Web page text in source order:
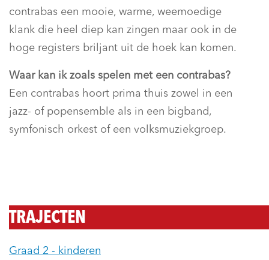
contrabas een mooie, warme, weemoedige
klank die heel diep kan zingen maar ook in de
hoge registers briljant uit de hoek kan komen.
Waar kan ik zoals spelen met een contrabas?
Een contrabas hoort prima thuis zowel in een
jazz- of popensemble als in een bigband,
symfonisch orkest of een volksmuziekgroep.
TRAJECTEN
Graad 2 - kinderen